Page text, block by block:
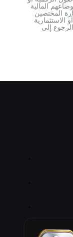
المالية
المختصين
الاستثمارية
إلى